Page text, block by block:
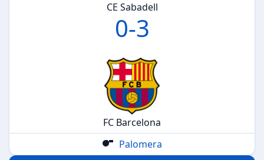
CE Sabadell
0-3
FC Barcelona
Palomera